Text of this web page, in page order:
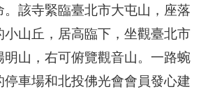
該寺緊臨臺北市大屯山，座落
小山丘，居高臨下，坐觀臺北市
明山，右可俯覽觀音山。一路蜿
車場和北投佛光會會員發心建